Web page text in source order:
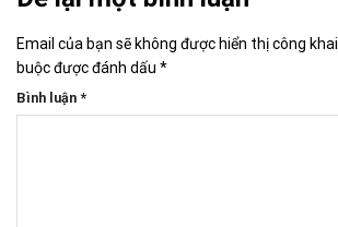
Email của bạn sẽ không được hiển thị công khai.
buộc được đánh dấu *
Bình luận *